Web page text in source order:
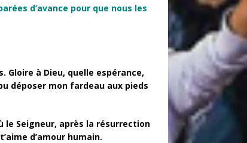
d’avance pour que nous les
à Dieu, quelle espérance,
déposer mon fardeau aux pieds
le Seigneur, après la résurrection
d’amour humain.